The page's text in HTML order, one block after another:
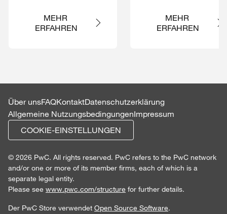
Anlagenbau
MEHR
ERFAHREN
MEHR
ERFAHREN
Über unsFAQKontaktDatenschutzerklärung
Allgemeine NutzungsbedingungenImpressum
COOKIE-EINSTELLUNGEN
© 2026 PwC. All rights reserved. PwC refers to the PwC network
and/or one or more of its member firms, each of which is a
separate legal entity.
Please see www.pwc.com/structure for further details.
Der PwC Store verwendet Open Source Software.